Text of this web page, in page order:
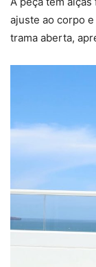
ajuste ao corpo
trama aberta,